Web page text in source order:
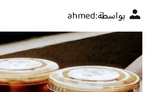
بواسطة:ahmed